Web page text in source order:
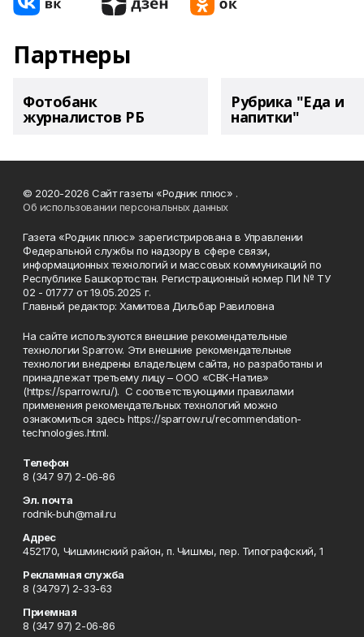
Партнеры
Фотобанк
журналистов РБ
Рубрика "Еда и
напитки"
© 2020-2026 Сайт газеты «Родник плюс» .
Об использовании персональных данных
Газета «Родник плюс» зарегистрирована в Управлении
Федеральной службы по надзору в сфере связи,
информационных технологий и массовых коммуникаций по
Республике Башкортостан. Регистрационный номер ПИ № ТУ
02 - 01777 от 19.05.2025 г.
Главный редактор: Хамитова Дильбар Равиловна
На сайте используются внешние рекомендательные
технологии Sparrow. Эти внешние рекомендательные
технологии внедрены владельцем сайта, но разработаны и
принадлежат третьему лицу – ООО «СВК-Натив»
(https://sparrow.ru/). С соответствующими правилами
применения рекомендательных технологий можно
ознакомиться здесь https://sparrow.ru/recommendation-
technologies.html.
Телефон
8 (347 97) 2-06-86
Эл. почта
rodnik-buh@mail.ru
Адрес
452170, Чишминский район, п. Чишмы, пер. Типографский, 1
Рекламная служба
8 (34797) 2-33-63
Приемная
8 (347 97) 2-06-86